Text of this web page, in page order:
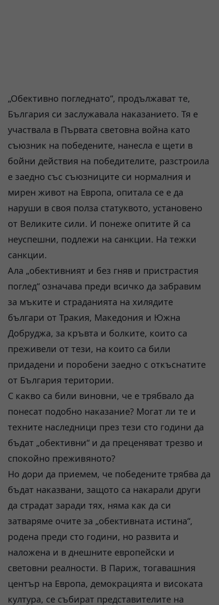
„Обективно погледнато“, продължават те,
България си заслужавала наказанието. Тя е
участвала в Първата световна война като
съюзник на победените, нанесла е щети в
бойни действия на победителите, разстроила
е заедно със съюзниците си нормалния и
мирен живот на Европа, опитала се е да
наруши в своя полза статуквото, установено
от Великите сили. И понеже опитите й са
неуспешни, подлежи на санкции. На тежки
санкции.
Ала „обективният и без гняв и пристрастия
поглед“ означава преди всичко да забравим
за мъките и страданията на хилядите
българи от Тракия, Македония и Южна
Добруджа, за кръвта и болките, които са
преживели от тези, на които са били
придадени и поробени заедно с откъснатите
от България територии.
С какво са били виновни, че е трябвало да
понесат подобно наказание? Могат ли те и
техните наследници през тези сто години да
бъдат „обективни“ и да преценяват трезво и
спокойно преживяното?
Но дори да приемем, че победените трябва да
бъдат наказвани, защото са накарали други
да страдат заради тях, няма как да си
затваряме очите за „обективната истина“,
родена преди сто години, но развита и
наложена и в днешните европейски и
световни реалности. В Париж, тогавашния
център на Европа, демокрацията и високата
култура, се събират представителите на